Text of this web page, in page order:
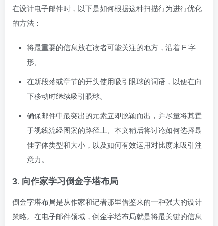
在设计电子邮件时，以下是如何根据这种扫描行为进行优化
的方法：
将最重要的信息放在读者可能关注的地方，沿着 F 字
形。
在新段落或章节的开头使用吸引眼球的词语，以便在向
下移动时继续吸引眼球。
确保邮件中最突出的元素立即脱颖而出，并尽量将其置
于视线流经图案的路径上。本文稍后将讨论如何选择最
佳字体类型和大小，以及如何有效运用对比度来吸引注
意力。
3. 向作家学习倒金字塔布局
倒金字塔布局是从作家和记者那里借鉴来的一种强大的设计
策略。在电子邮件领域，倒金字塔布局就是将最关键的信息